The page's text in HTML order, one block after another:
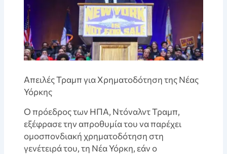
Απειλές Τραμπ για Χρηματοδότηση της Νέας
Υόρκης
Ο πρόεδρος των ΗΠΑ, Ντόναλντ Τραμπ,
εξέφρασε την απροθυμία του να παρέχει
ομοσπονδιακή χρηματοδότηση στη
γενέτειρά του, τη Νέα Υόρκη, εάν ο